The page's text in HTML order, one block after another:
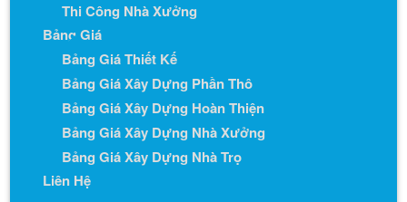
Thi Công Nhà Xưởng
Bảng Giá
Bảng Giá Thiết Kế
Bảng Giá Xây Dựng Phần Thô
Bảng Giá Xây Dựng Hoàn Thiện
Bảng Giá Xây Dựng Nhà Xưởng
Bảng Giá Xây Dựng Nhà Trọ
Liên Hệ